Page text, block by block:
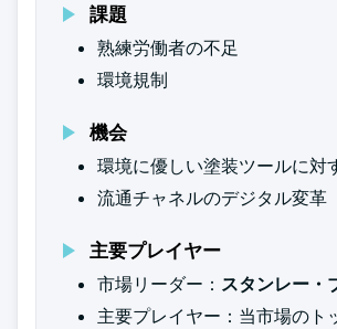
課題
熟練労働者の不足
環境規制
機会
環境に優しい塗装ツールに対
流通チャネルのデジタル変革
主要プレイヤー
市場リーダー： スタンレー・
主要プレイヤー：当市場のト